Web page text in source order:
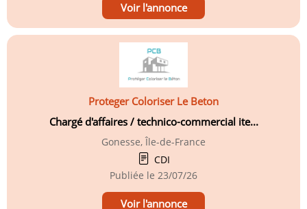
Voir l'annonce
Proteger Coloriser Le Beton
Chargé d'affaires / technico-commercial ite...
Gonesse, Île-de-France
CDI
Publiée le 23/07/26
Voir l'annonce